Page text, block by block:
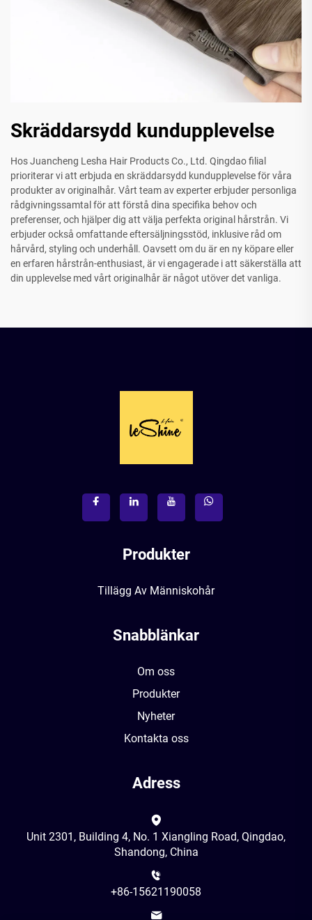
Skräddarsydd kundupplevelse
Hos Juancheng Lesha Hair Products Co., Ltd. Qingdao filial
prioriterar vi att erbjuda en skräddarsydd kundupplevelse för våra
produkter av originalhår. Vårt team av experter erbjuder personliga
rådgivningssamtal för att förstå dina specifika behov och
preferenser, och hjälper dig att välja perfekta original hårstrån. Vi
erbjuder också omfattande eftersäljningsstöd, inklusive råd om
hårvård, styling och underhåll. Oavsett om du är en ny köpare eller
en erfaren hårstrån-enthusiast, är vi engagerade i att säkerställa att
din upplevelse med vårt originalhår är något utöver det vanliga.
Produkter
Tillägg Av Människohår
Snabblänkar
Om oss
Produkter
Nyheter
Kontakta oss
Adress
Unit 2301, Building 4, No. 1 Xiangling Road, Qingdao,
Shandong, China
+86-15621190058